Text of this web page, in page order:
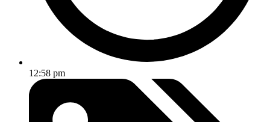
12:58 pm